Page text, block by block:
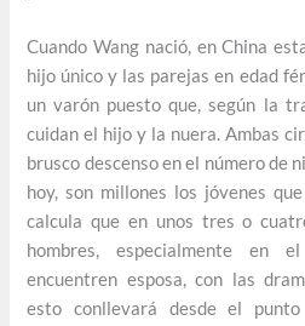
Cuando Wang nació, en China
hijo único y las parejas en edad
un varón puesto que, según la
cuidan el hijo y la nuera. Ambas
brusco descenso en el número de
hoy, son millones los jóvenes
calcula que en unos tres o
hombres, especialmente en
encuentren esposa, con las
esto conllevará desde el